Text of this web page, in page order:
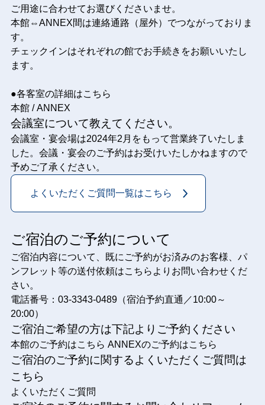
ご用途に合わせてお選びくださいませ。
本館⇔ANNEX間は連絡通路（屋外）でつながっておりま
す。
チェックインはそれぞれの館でお手続きをお願いいたし
ます。
●各客室の詳細はこちら
本館/ANNEX
会議室について教えてください。
会議室・宴会場は2024年2月をもって営業終了いたしま
した。会議・宴会のご予約はお受けいたしかねますので
予めご了承ください。
よくいただくご質問一覧はこちら
ご宿泊のご予約について
ご宿泊内容について、既にご予約がお済みのお客様、パ
ンフレット等の送付依頼はこちらよりお問い合わせくだ
さい。
電話番号：03-3343-0489（宿泊予約直通／10:00～
20:00）
ご宿泊ご希望の方は下記よりご予約ください
本館のご予約はこちら ANNEXのご予約はこちら
ご宿泊のご予約に関するよくいただくご質問は
こちら
よくいただくご質問